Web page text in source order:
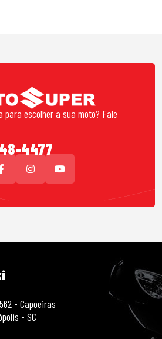
para escolher a sua moto? Fale
4477
- Capoeiras
- SC